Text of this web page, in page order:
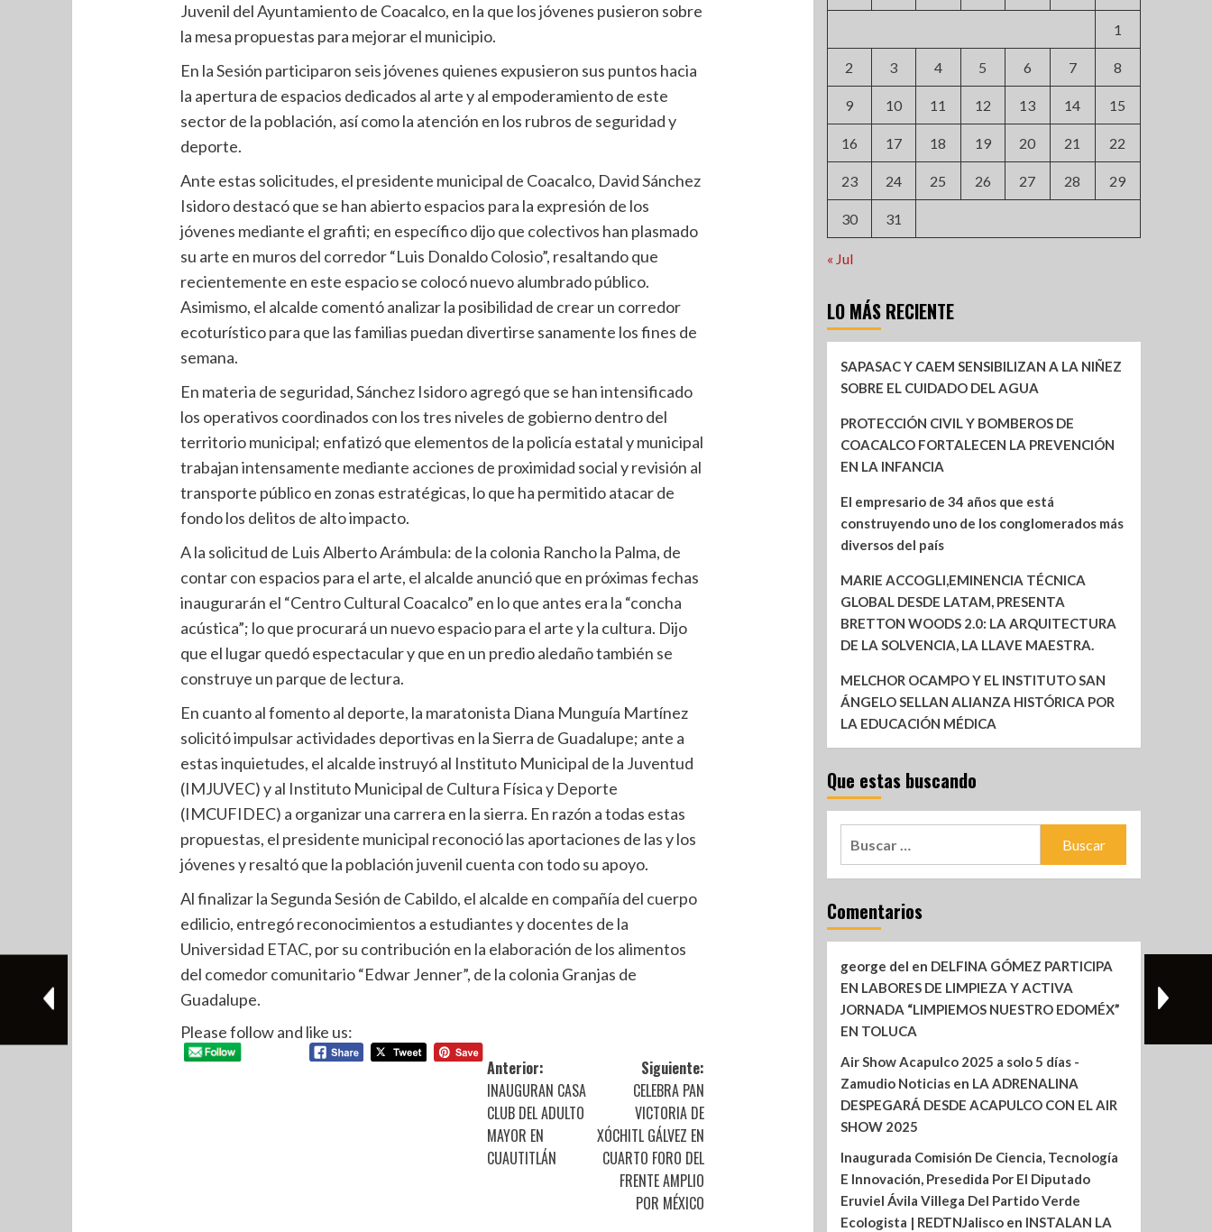
Juvenil del Ayuntamiento de Coacalco, en la que los jóvenes pusieron sobre
la mesa propuestas para mejorar el municipio.
En la Sesión participaron seis jóvenes quienes expusieron sus puntos hacia
la apertura de espacios dedicados al arte y al empoderamiento de este
sector de la población, así como la atención en los rubros de seguridad y
deporte.
Ante estas solicitudes, el presidente municipal de Coacalco, David Sánchez
Isidoro destacó que se han abierto espacios para la expresión de los
jóvenes mediante el grafiti; en específico dijo que colectivos han plasmado
su arte en muros del corredor “Luis Donaldo Colosio”, resaltando que
recientemente en este espacio se colocó nuevo alumbrado público.
Asimismo, el alcalde comentó analizar la posibilidad de crear un corredor
ecoturístico para que las familias puedan divertirse sanamente los fines de
semana.
En materia de seguridad, Sánchez Isidoro agregó que se han intensificado
los operativos coordinados con los tres niveles de gobierno dentro del
territorio municipal; enfatizó que elementos de la policía estatal y municipal
trabajan intensamente mediante acciones de proximidad social y revisión al
transporte público en zonas estratégicas, lo que ha permitido atacar de
fondo los delitos de alto impacto.
A la solicitud de Luis Alberto Arámbula: de la colonia Rancho la Palma, de
contar con espacios para el arte, el alcalde anunció que en próximas fechas
inaugurarán el “Centro Cultural Coacalco” en lo que antes era la “concha
acústica”; lo que procurará un nuevo espacio para el arte y la cultura. Dijo
que el lugar quedó espectacular y que en un predio aledaño también se
construye un parque de lectura.
En cuanto al fomento al deporte, la maratonista Diana Munguía Martínez
solicitó impulsar actividades deportivas en la Sierra de Guadalupe; ante a
estas inquietudes, el alcalde instruyó al Instituto Municipal de la Juventud
(IMJUVEC) y al Instituto Municipal de Cultura Física y Deporte
(IMCUFIDEC) a organizar una carrera en la sierra. En razón a todas estas
propuestas, el presidente municipal reconoció las aportaciones de las y los
jóvenes y resaltó que la población juvenil cuenta con todo su apoyo.
Al finalizar la Segunda Sesión de Cabildo, el alcalde en compañía del cuerpo
edilicio, entregó reconocimientos a estudiantes y docentes de la
Universidad ETAC, por su contribución en la elaboración de los alimentos
del comedor comunitario “Edwar Jenner”, de la colonia Granjas de
Guadalupe.
Please follow and like us:
Anterior:
INAUGURAN CASA
CLUB DEL ADULTO
MAYOR EN
CUAUTITLÁN
Siguiente:
CELEBRA PAN
VICTORIA DE
XÓCHITL GÁLVEZ EN
CUARTO FORO DEL
FRENTE AMPLIO
POR MÉXICO
1
2 3 4 5 6 7 8
9 10 11 12 13 14 15
16 17 18 19 20 21 22
23 24 25 26 27 28 29
30 31
« Jul
LO MÁS RECIENTE
SAPASAC Y CAEM SENSIBILIZAN A LA NIÑEZ
SOBRE EL CUIDADO DEL AGUA
PROTECCIÓN CIVIL Y BOMBEROS DE
COACALCO FORTALECEN LA PREVENCIÓN
EN LA INFANCIA
El empresario de 34 años que está
construyendo uno de los conglomerados más
diversos del país
MARIE ACCOGLI,EMINENCIA TÉCNICA
GLOBAL DESDE LATAM, PRESENTA
BRETTON WOODS 2.0: LA ARQUITECTURA
DE LA SOLVENCIA, LA LLAVE MAESTRA.
MELCHOR OCAMPO Y EL INSTITUTO SAN
ÁNGELO SELLAN ALIANZA HISTÓRICA POR
LA EDUCACIÓN MÉDICA
Que estas buscando
Comentarios
george del en DELFINA GÓMEZ PARTICIPA
EN LABORES DE LIMPIEZA Y ACTIVA
JORNADA “LIMPIEMOS NUESTRO EDOMÉX”
EN TOLUCA
Air Show Acapulco 2025 a solo 5 días -
Zamudio Noticiasen LA ADRENALINA
DESPEGARÁ DESDE ACAPULCO CON EL AIR
SHOW 2025
Inaugurada Comisión De Ciencia, Tecnología
E Innovación, Presedida Por El Diputado
Eruviel Ávila Villega Del Partido Verde
Ecologista | REDTNJaliscoen INSTALAN LA